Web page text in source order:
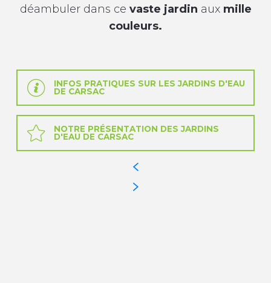
déambuler dans ce vaste jardin aux mille
couleurs.
INFOS PRATIQUES SUR LES JARDINS D'EAU
DE CARSAC
NOTRE PRÉSENTATION DES JARDINS
D'EAU DE CARSAC